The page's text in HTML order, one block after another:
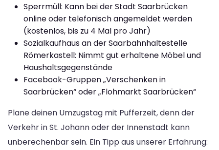
Sperrmüll: Kann bei der Stadt Saarbrücken
online oder telefonisch angemeldet werden
(kostenlos, bis zu 4 Mal pro Jahr)
Sozialkaufhaus an der Saarbahnhaltestelle
Römerkastell: Nimmt gut erhaltene Möbel und
Haushaltsgegenstände
Facebook-Gruppen „Verschenken in
Saarbrücken“ oder „Flohmarkt Saarbrücken“
Plane deinen Umzugstag mit Pufferzeit, denn der
Verkehr in St. Johann oder der Innenstadt kann
unberechenbar sein. Ein Tipp aus unserer Erfahrung: